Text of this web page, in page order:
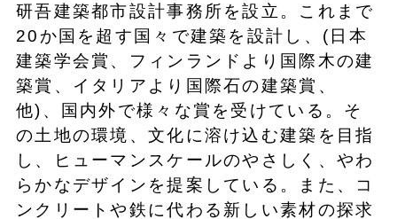
研吾建築都市設計事務所を設立。これまで
20か国を超す国々で建築を設計し、(日本
建築学会賞、フィンランドより国際木の建
築賞、イタリアより国際石の建築賞、
他)、国内外で様々な賞を受けている。そ
の土地の環境、文化に溶け込む建築を目指
し、ヒューマンスケールのやさしく、やわ
らかなデザインを提案している。また、コ
ンクリートや鉄に代わる新しい素材の探求